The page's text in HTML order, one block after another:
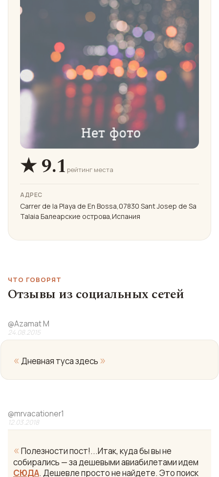
★ 9.1 рейтинг места
АДРЕС
Carrer de la Playa de En Bossa,07830 Sant Josep de Sa
Talaia Балеарские острова,Испания
ЧТО ГОВОРЯТ
Отзывы из социальных сетей
@Azamat M
24.08.2015
« Дневная туса здесь »
@mrvacationer1
12.03.2018
« Полезности пост!...Итак, куда бы вы не
собирались — за дешевыми авиабилетами идем
СЮДА. Дешевле просто не найдете. Это поиск